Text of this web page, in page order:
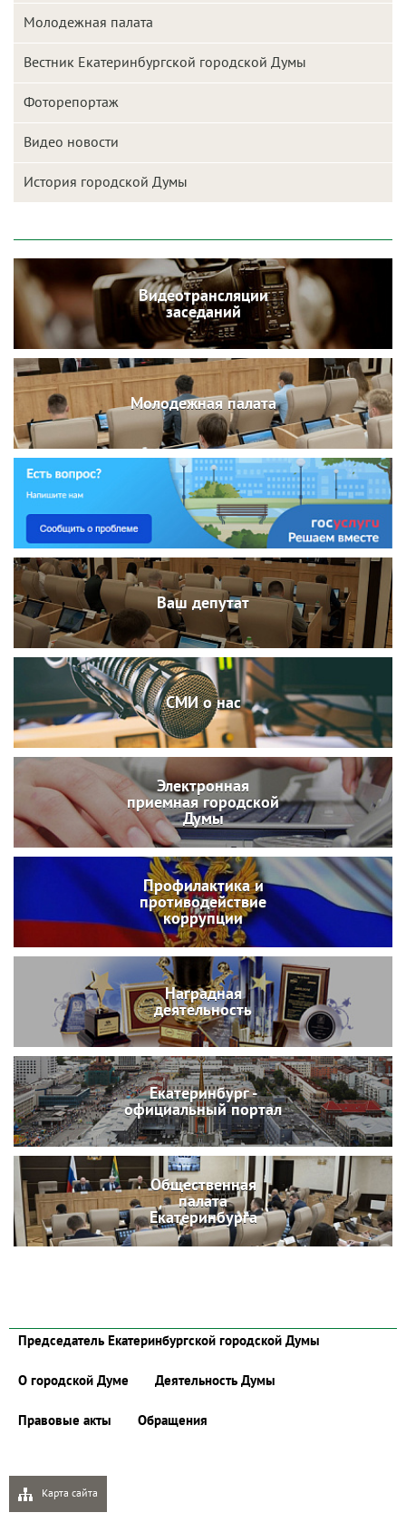
Молодежная палата
Вестник Екатеринбургской городской Думы
Фоторепортаж
Видео новости
История городской Думы
Видеотрансляции
заседаний
Молодежная палата
Ваш депутат
СМИ о нас
Электронная
приемная городской
Думы
Профилактика и
противодействие
коррупции
Наградная
деятельность
Екатеринбург -
официальный портал
Общественная
палата
Екатеринбурга
Председатель Екатеринбургской городской Думы
О городской Думе Деятельность Думы
Правовые акты Обращения
Карта сайта